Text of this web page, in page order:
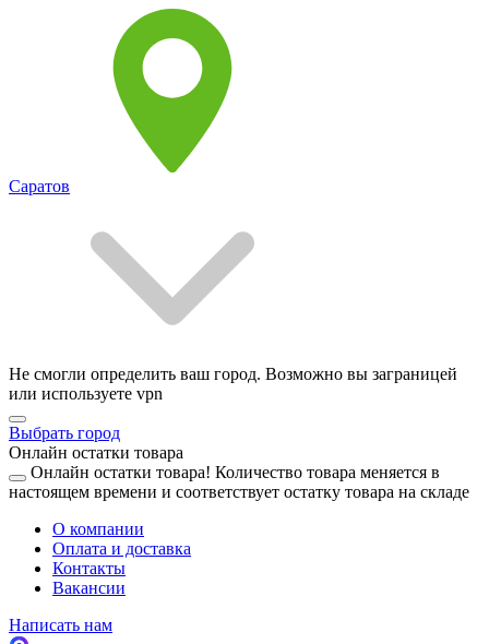
Саратов
Не смогли определить ваш город. Возможно вы заграницей
или используете vpn
Выбрать город
Онлайн остатки товара
Онлайн остатки товара! Количество товара меняется в
настоящем времени и соответствует остатку товара на складе
О компании
Оплата и доставка
Контакты
Вакансии
Написать нам